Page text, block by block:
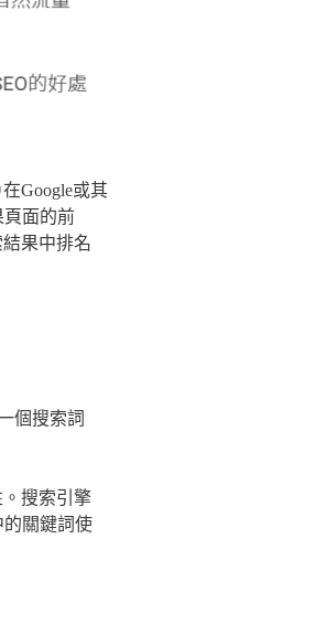
Google或其
頁面的前
果中排名
個搜索詞
搜索引擎
關鍵詞使